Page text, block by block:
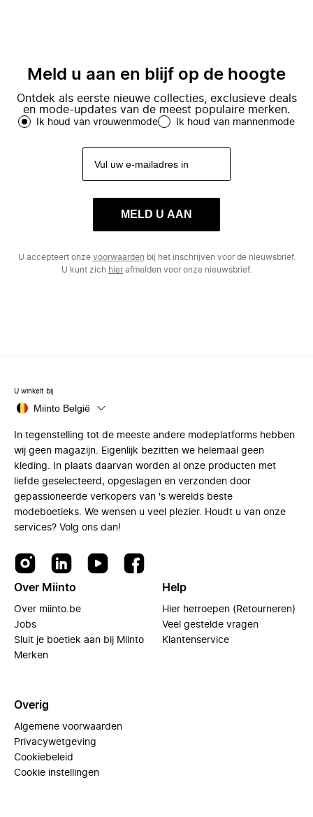
Meld u aan en blijf op de hoogte
Ontdek als eerste nieuwe collecties, exclusieve deals
en mode-updates van de meest populaire merken.
Ik houd van vrouwenmode Ik houd van mannenmode
MELD U AAN
U accepteert onze voorwaarden bij het inschrijven voor de nieuwsbrief.
U kunt zich hierafmelden voor onze nieuwsbrief.
U winkelt bij
Miinto België
In tegenstelling tot de meeste andere modeplatforms hebben
wij geen magazijn. Eigenlijk bezitten we helemaal geen
kleding. In plaats daarvan worden al onze producten met
liefde geselecteerd, opgeslagen en verzonden door
gepassioneerde verkopers van 's werelds beste
modeboetieks. We wensen u veel plezier. Houdt u van onze
services? Volg ons dan!
Over Miinto
Over miinto.be
Jobs
Sluit je boetiek aan bij Miinto
Merken
Help
Hier herroepen (Retourneren)
Veel gestelde vragen
Klantenservice
Overig
Algemene voorwaarden
Privacywetgeving
Cookiebeleid
Cookie instellingen